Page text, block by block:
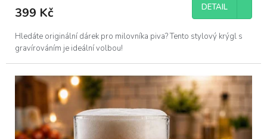
399 Kč DETAIL
Hledáte originální dárek pro milovníka piva? Tento stylový krýgl s
gravírováním je ideální volbou!